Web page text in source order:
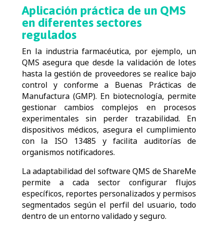
Aplicación práctica de un QMS
en diferentes sectores
regulados
En la industria farmacéutica, por ejemplo, un
QMS asegura que desde la validación de lotes
hasta la gestión de proveedores se realice bajo
control y conforme a Buenas Prácticas de
Manufactura (GMP). En biotecnología, permite
gestionar cambios complejos en procesos
experimentales sin perder trazabilidad. En
dispositivos médicos, asegura el cumplimiento
con la ISO 13485 y facilita auditorías de
organismos notificadores.
La adaptabilidad del software QMS de ShareMe
permite a cada sector configurar flujos
específicos, reportes personalizados y permisos
segmentados según el perfil del usuario, todo
dentro de un entorno validado y seguro.